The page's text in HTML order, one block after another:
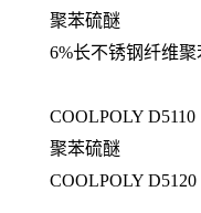
聚苯硫醚
6%长不锈钢纤维
COOLPOLY D5110
聚苯硫醚
COOLPOLY D5120